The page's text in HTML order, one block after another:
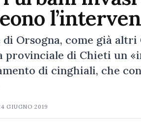
di Orsogna, come già
provinciale di Chieti un
di cinghiali, che
GIUGNO 2019